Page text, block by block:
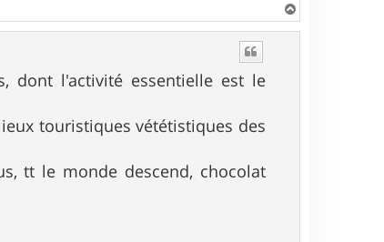
a
dont l'activité essentielle est le
touristiques vététistiques des
tt le monde descend, chocolat